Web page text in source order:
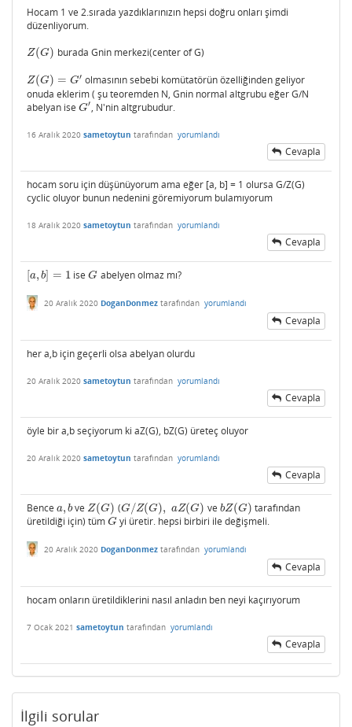
Hocam 1 ve 2.sırada yazdıklarınızın hepsi doğru onları şimdi
düzenliyorum.
Z(G)
Z(G) burada Gnin merkezi(center of G)
Z(G) = G′
Z(G)=G ′
olmasının sebebi komütatörün özelliğinden geliyor
onuda eklerim ( şu teoremden N, Gnin normal altgrubu eğer G/N
abelyan ise G′
G′ , N'nin altgrubudur.
16 Aralık 2020 sametoytun tarafından yorumlandı
Cevapla
hocam soru için düşünüyorum ama eğer [a, b] = 1 olursa G/Z(G)
cyclic oluyor bunun nedenini göremiyorum bulamıyorum
18 Aralık 2020 sametoytun tarafından yorumlandı
Cevapla
[a, b] = 1
a,b] 1 iseG
G abelyen olmaz mı?
20 Aralık 2020 DoganDonmez tarafından yorumlandı
Cevapla
her a,b için geçerli olsa abelyan olurdu
20 Aralık 2020 sametoytun tarafından yorumlandı
Cevapla
öyle bir a,b seçiyorum ki aZ(G), bZ(G) üreteç oluyor
20 Aralık 2020 sametoytun tarafından yorumlandı
Cevapla
Bence a, b
a,bve Z(G)
Z(G) (G/Z(G), aZ(G)
G/Z(G),aZ G) ve bZ(G)
bZ(G)
tarafından
üretildiği için) tüm G
G yi üretir. hepsi birbiri ile değişmeli.
20 Aralık 2020 DoganDonmez tarafından yorumlandı
Cevapla
hocam onların üretildiklerini nasıl anladın ben neyi kaçırıyorum
7 Ocak 2021 sametoytun tarafından yorumlandı
Cevapla
İlgili sorular